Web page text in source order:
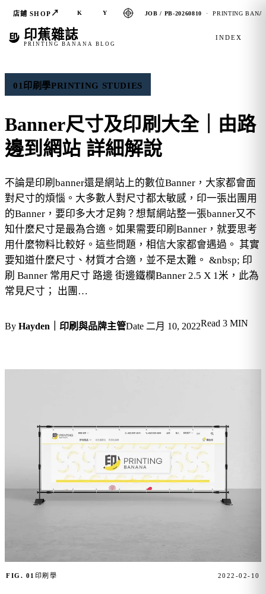
店鋪 SHOP ↗ K Y JOB / PB-20260810 · PRINTING
印蕉雜誌
PRINTING BANANA BLOG
INDEX
01 印刷學PRINTING STUDIES
Banner尺寸及印刷大全｜由路
邊到網站 詳細解說
不論是印刷banner還是網站上的數位Banner，大家都會面
對尺寸的煩惱。大多數人對尺寸都太敏感，印一張出團用
的Banner，要印多大才足夠？想幫網站整一張banner又不
知什麼尺寸是最為合適。如果需要印刷Banner，就要思考
用什麼物料比較好。這些問題，相信大家都會遇過。 其實
要知道什麼尺寸、材質才合適，並不是太難。 &nbsp; 印
刷 Banner 常用尺寸 路邊 街邊鐵欄Banner 2.5 X 1米，此為
常見尺寸； 出團…
By Hayden｜印刷與品牌主管Date 二月 10, 2022Read 3 MIN
FIG. 01 印刷學 2022-02-10